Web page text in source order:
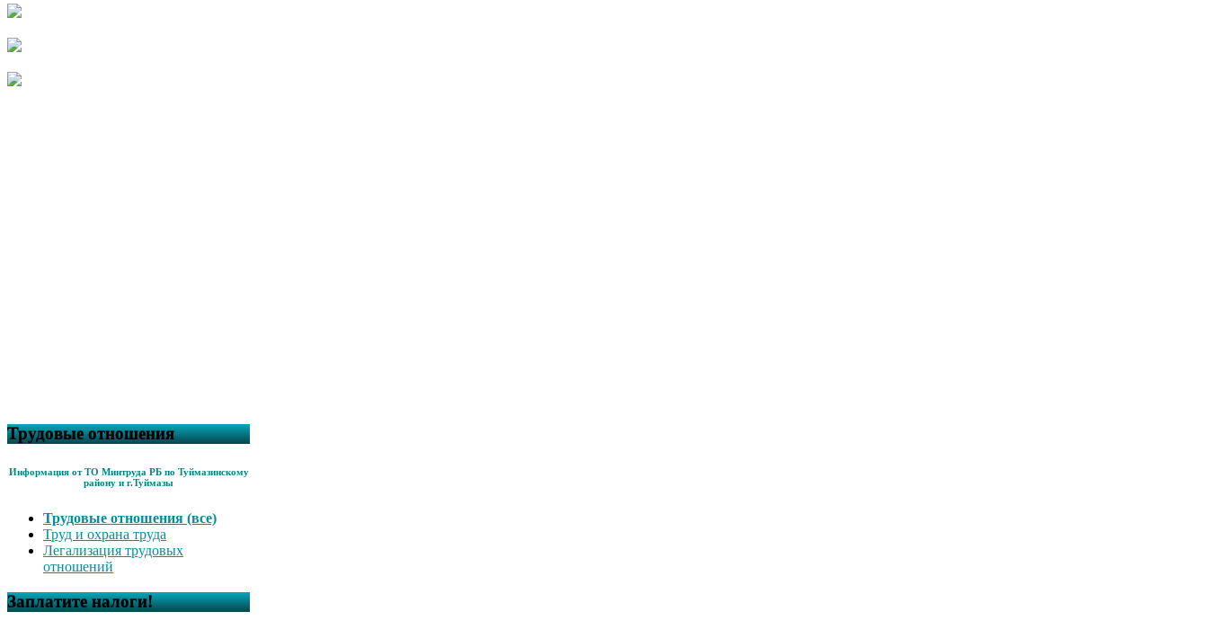
Трудовые отношения
Информация от ТО Минтруда РБ по Туймазинскому
району и г.Туймазы
Трудовые отношения (все)
Труд и охрана труда
Легализация трудовых
отношений
Заплатите налоги!